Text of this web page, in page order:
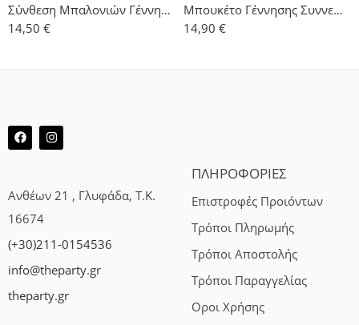
Σύνθεση Μπαλονιών Γέννησης Φαλαινάκι- 5 τμχ.
14,50 €
Μπουκέτο Γέννησης Συννεφάκι – 4 τμχ.
14,90 €
Ανθέων 21 , Γλυφάδα, Τ.Κ.
16674
(+30)211-0154536
info@theparty.gr
theparty.gr
ΠΛΗΡΟΦΟΡΙΕΣ
Επιστροφές Προιόντων
Τρόποι Πληρωμής
Τρόποι Αποστολής
Τρόποι Παραγγελίας
Οροι Χρήσης